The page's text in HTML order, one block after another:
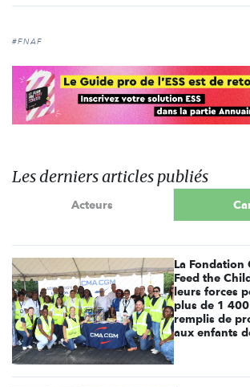
#FNAF
Les derniers articles publiés
Acteurs
La Fondation
Feed the
leurs forces
plus de 1 400
remplis de
aux enfants